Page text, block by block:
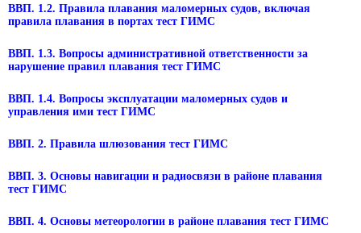
ВВП. 1.2. Правила плавания маломерных судов, включая
правила плавания в портах тест ГИМС
ВВП. 1.3. Вопросы административной ответственности за
нарушение правил плавания тест ГИМС
ВВП. 1.4. Вопросы эксплуатации маломерных судов и
управления ими тест ГИМС
ВВП. 2. Правила шлюзования тест ГИМС
ВВП. 3. Основы навигации и радиосвязи в районе плавания
тест ГИМС
ВВП. 4. Основы метеорологии в районе плавания тест ГИМС